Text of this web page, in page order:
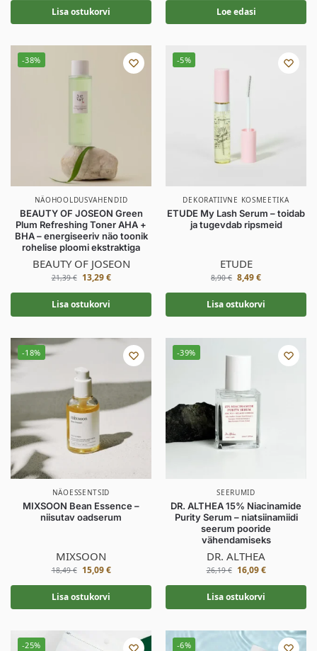
Lisa ostukorvi Loe edasi
-38%
NÄOHOOLDUSVAHENDID
BEAUTY OF JOSEON Green
Plum Refreshing Toner AHA +
BHA – energiseeriv näo toonik
rohelise ploomi ekstraktiga
BEAUTY OF JOSEON
21,39€ 13,29€
Lisa ostukorvi
-5%
DEKORATIIVNE KOSMEETIKA
ETUDE My Lash Serum – toidab
ja tugevdab ripsmeid
ETUDE
8,90€ 8,49€
Lisa ostukorvi
-18%
NÄOESSENTSID
MIXSOON Bean Essence –
niisutav oadserum
MIXSOON
18,49€ 15,09€
Lisa ostukorvi
-39%
SEERUMID
DR. ALTHEA 15% Niacinamide
Purity Serum – niatsiinamiidi
seerum pooride
vähendamiseks
DR. ALTHEA
26,19€ 16,09€
Lisa ostukorvi
-25% -6%